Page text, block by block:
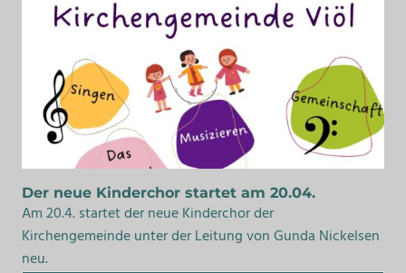
Der neue Kinderchor startet am 20.04.
Am 20.4. startet der neue Kinderchor der
Kirchengemeinde unter der Leitung von Gunda Nickelsen
neu.